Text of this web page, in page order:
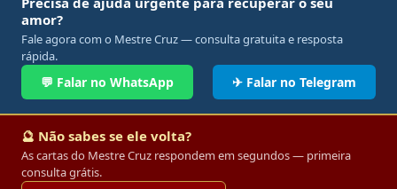
amor?
Fale agora com o Mestre Cruz — consulta gratuita e resposta
rápida.
💬 Falar no WhatsApp ✈ Falar no Telegram
🔮 Não sabes se ele volta?
As cartas do Mestre Cruz respondem em segundos — primeira
consulta grátis.